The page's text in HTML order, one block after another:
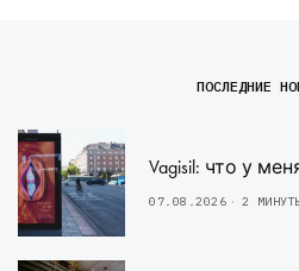
ПОСЛЕДНИЕ
Vagisil: что у
07.08.2026 2